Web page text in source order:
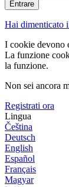
Hai dimenticato
I cookie devono
La funzione
la funzione.
Non sei ancora
Registrati ora
Lingua
Čeština
Deutsch
English
Español
Français
Magyar